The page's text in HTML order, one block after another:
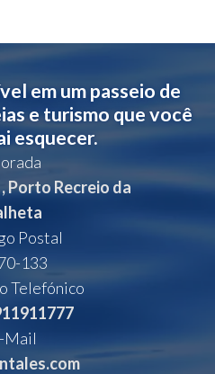
em um passeio de
e turismo que você
esquecer.
Porto Recreio da
Postal
133
Telefónico
Mail